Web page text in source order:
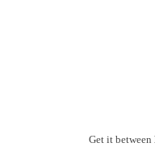
Get it between